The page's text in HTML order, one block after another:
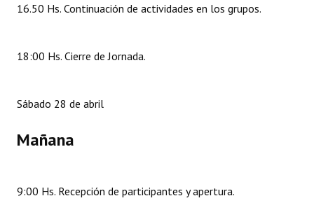
16.50 Hs. Continuación de actividades en los grupos.
18:00 Hs. Cierre de Jornada.
Sábado 28 de abril
Mañana
9:00 Hs. Recepción de participantes y apertura.